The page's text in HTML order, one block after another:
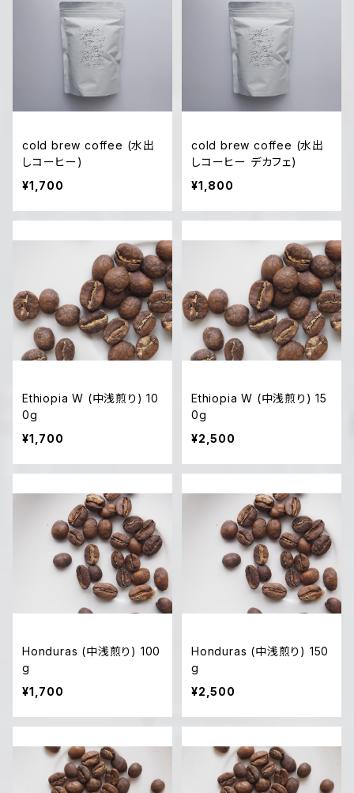
cold brew coffee (水出
しコーヒー)
¥1,700
cold brew coffee (水出
しコーヒー デカフェ)
¥1,800
Ethiopia W (中浅煎り) 10
0g
¥1,700
Ethiopia W (中浅煎り) 15
0g
¥2,500
Honduras (中浅煎り) 100
g
¥1,700
Honduras (中浅煎り) 150
g
¥2,500